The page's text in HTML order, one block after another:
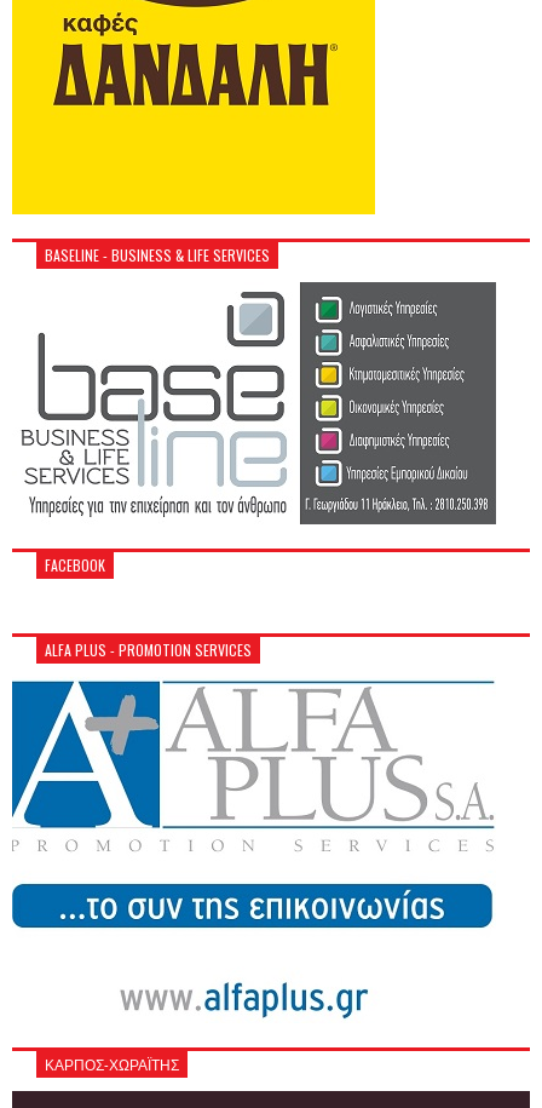
BASELINE - BUSINESS & LIFE SERVICES
FACEBOOK
ALFA PLUS - PROMOTION SERVICES
ΚΑΡΠΟΣ-ΧΩΡΑΪΤΗΣ